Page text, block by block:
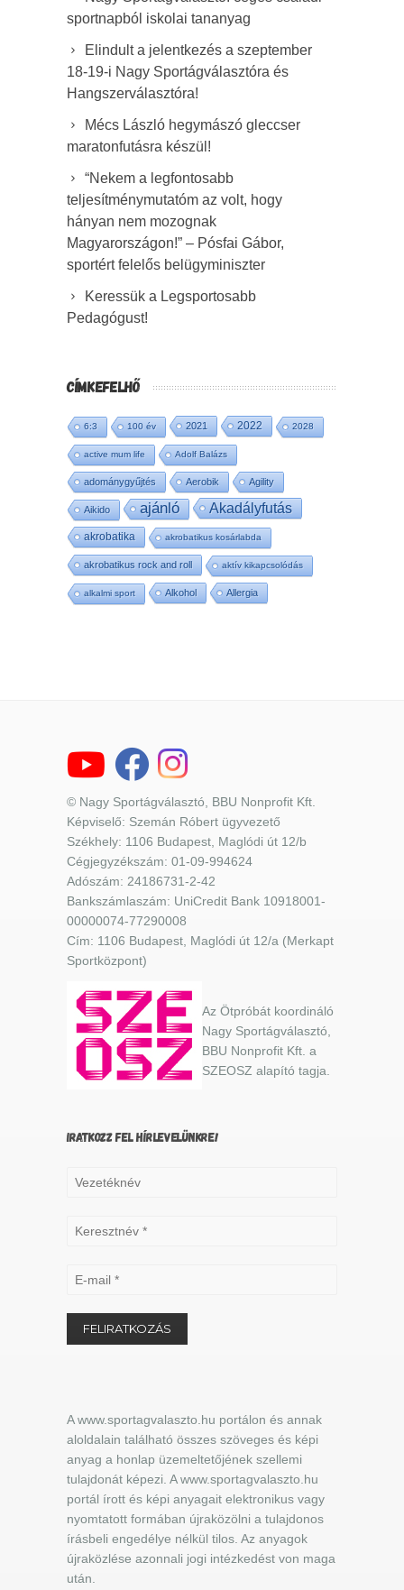
sportnapból iskolai tananyag
Elindult a jelentkezés a szeptember
18-19-i Nagy Sportágválasztóra és
Hangszerválasztóra!
Mécs László hegymászó gleccser
maratonfutásra készül!
“Nekem a legfontosabb
teljesítménymutatóm az volt, hogy
hányan nem mozognak
Magyarországon!” – Pósfai Gábor,
sportért felelős belügyminiszter
Keressük a Legsportosabb
Pedagógust!
CÍMKEFELHŐ
6:3 100 év 2021 2022 2028
active mum life Adolf Balázs
adománygyűjtés Aerobik Agility
Aikido ajánló Akadályfutás
akrobatika akrobatikus kosárlabda
akrobatikus rock and roll aktív kikapcsolódás
alkalmi sport Alkohol Allergia
© Nagy Sportágválasztó, BBU Nonprofit Kft.
Képviselő: Szemán Róbert ügyvezető
Székhely: 1106 Budapest, Maglódi út 12/b
Cégjegyzékszám: 01-09-994624
Adószám: 24186731-2-42
Bankszámlaszám: UniCredit Bank 10918001-
00000074-77290008
Cím: 1106 Budapest, Maglódi út 12/a (Merkapt
Sportközpont)
Az Ötpróbát koordináló
Nagy Sportágválasztó,
BBU Nonprofit Kft. a
SZEOSZ alapító tagja.
IRATKOZZ FEL HÍRLEVELÜNKRE!
A www.sportagvalaszto.hu portálon és annak
aloldalain található összes szöveges és képi
anyag a honlap üzemeltetőjének szellemi
tulajdonát képezi. A www.sportagvalaszto.hu
portál írott és képi anyagait elektronikus vagy
nyomtatott formában újraközölni a tulajdonos
írásbeli engedélye nélkül tilos. Az anyagok
újraközlése azonnali jogi intézkedést von maga
után.